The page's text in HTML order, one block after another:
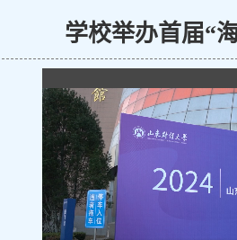
学校举办首届“